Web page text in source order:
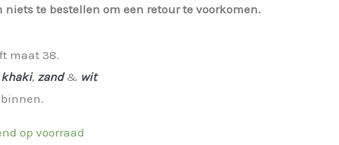
te bestellen om een retour te voorkomen.
maat 38.
khaki, zand& wit
op voorraad